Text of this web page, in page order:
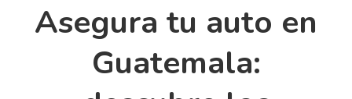
Asegura tu auto en
Guatemala: